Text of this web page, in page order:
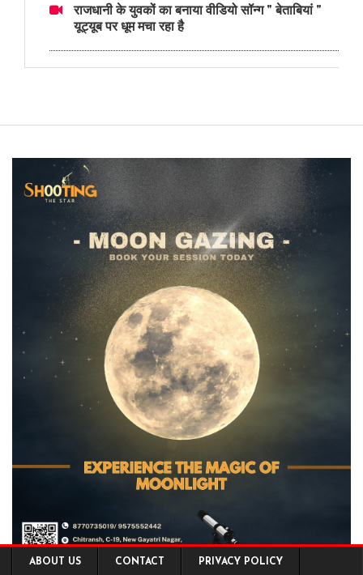
राजधानी के युवकों का बनाया वीडियो सॉन्ग " बेताबियां "
यूट्यूब पर धूम मचा रहा है
ABOUT US CONTACT PRIVACY POLICY